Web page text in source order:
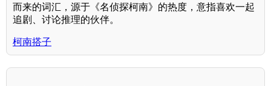
而来的词汇，源于《名侦探柯南》的热度，意指喜欢一起
追剧、讨论推理的伙伴。
柯南搭子